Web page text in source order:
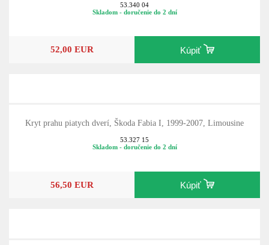
53.340 04
Skladom - doručenie do 2 dní
52,00 EUR Kúpiť
Kryt prahu piatych dverí, Škoda Fabia I, 1999-2007, Limousine
53.327 15
Skladom - doručenie do 2 dní
56,50 EUR Kúpiť